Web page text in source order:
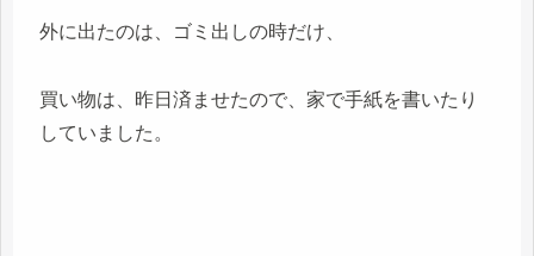
外に出たのは、ゴミ出しの時だけ、
買い物は、昨日済ませたので、家で手紙を書いたり
していました。